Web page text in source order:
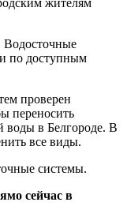
Водосточные
по доступным
проверен
переносить
воды в Белгороде. В
все виды.
системы.
сейчас в